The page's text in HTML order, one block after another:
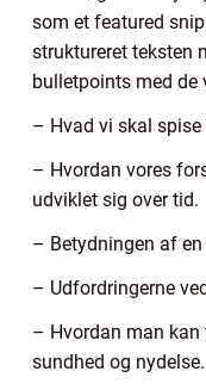
som et featured
struktureret teksten
bulletpoints med de
– Hvad vi skal
– Hvordan vores
udviklet sig over tid.
– Betydningen af
– Udfordringerne
– Hvordan man kan
sundhed og nydelse.